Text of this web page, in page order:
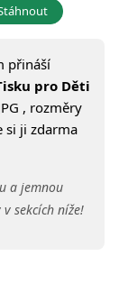
přináší
pro Děti
, rozměry
si ji zdarma
a jemnou
sekcích níže!